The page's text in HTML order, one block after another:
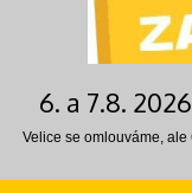
6. a 7.8.
Velice se omlouváme,